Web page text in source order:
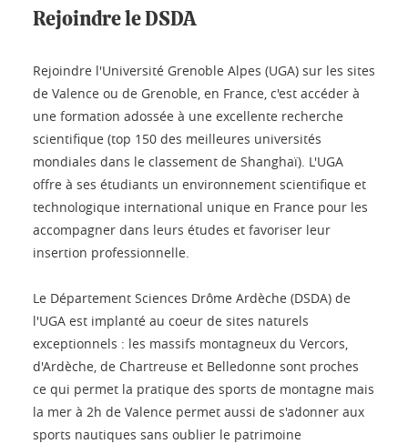
Rejoindre le DSDA
Rejoindre l'Université Grenoble Alpes (UGA) sur les sites
de Valence ou de Grenoble, en France, c'est accéder à
une formation adossée à une excellente recherche
scientifique (top 150 des meilleures universités
mondiales dans le classement de Shanghaï). L'UGA
offre à ses étudiants un environnement scientifique et
technologique international unique en France pour les
accompagner dans leurs études et favoriser leur
insertion professionnelle.
Le Département Sciences Drôme Ardèche (DSDA) de
l'UGA est implanté au coeur de sites naturels
exceptionnels : les massifs montagneux du Vercors,
d'Ardèche, de Chartreuse et Belledonne sont proches
ce qui permet la pratique des sports de montagne mais
la mer à 2h de Valence permet aussi de s'adonner aux
sports nautiques sans oublier le patrimoine